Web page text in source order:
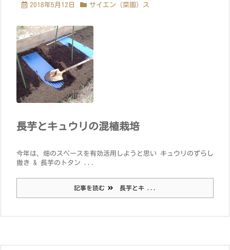
2018年5月12日 サイエン（菜園）ス
長芋とキュウリの混植栽培
今年は、畑のスペースを有効活用しようと思い キュウリのずらし
撒き & 長芋のトタン ...
記事を読む 長芋とキ ...